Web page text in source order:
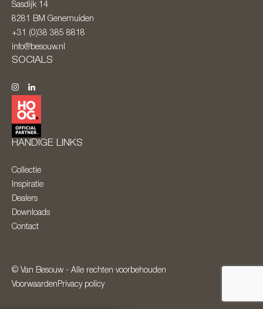
Sasdijk 14
8281 BM Genemuiden
+31 (0)38 385 8818
info@besouw.nl
SOCIALS
HANDIGE LINKS
Collectie
Inspiratie
Dealers
Downloads
Contact
© Van Besouw - Alle rechten voorbehouden
Voorwaarden Privacy policy